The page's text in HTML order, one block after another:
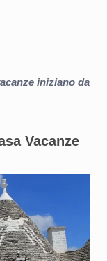
iniziano da
Vacanze